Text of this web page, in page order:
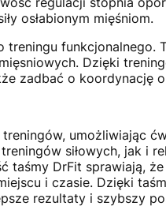
osłabionym mięśniom.
funkcjonalnego.
Dzięki
zadbać o koordynację
umożliwiając
siłowych, jak i
DrFit sprawiają,
i czasie. Dzięki
rezultaty i szybszy